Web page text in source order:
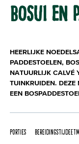
BOSUI EN
HEERLIJKE
PADDESTOELEN,
NATUURLIJK CALVÉ
TUINKRUIDEN. DEZE
EEN
Porties
Bereidingstijd